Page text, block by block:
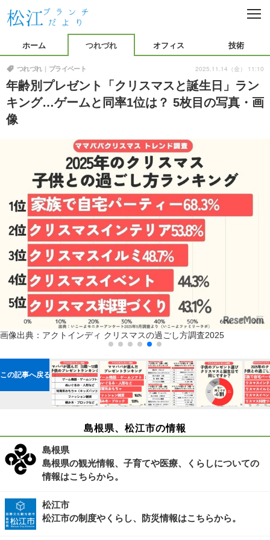
C
E
プライベート
オフィス
仕事紹介 OJT
技術
イード本社
ホーム つれづれ オフィス 技術
年齢別プレゼント「クリスマスと誕生日」ラン
キング…ゲームと同率1位は？ 5枚目の写真・画
像
つれづれ プライベート 2025.11.14（金） 11:10
画像出典：アクトインディ クリスマスの過ごし方調査2025
この記事へ戻る
島根県、松江市の情報
島根県
島根県の観光情報、子育てや医療、くらしについての
情報はこちらから。
松江市
松江市の制度やくらし、防災情報はこちらから。